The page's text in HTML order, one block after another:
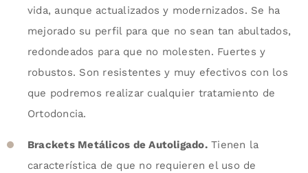
vida, aunque actualizados y modernizados. Se ha
mejorado su perfil para que no sean tan abultados,
redondeados para que no molesten. Fuertes y
robustos. Son resistentes y muy efectivos con los
que podremos realizar cualquier tratamiento de
Ortodoncia.
Brackets Metálicos de Autoligado.Tienen la
característica de que no requieren el uso de